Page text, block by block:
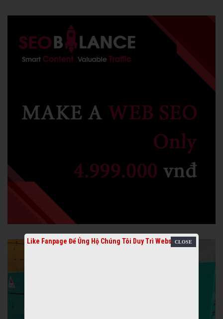
Like Fanpage Để Ủng Hộ Chúng Tôi Duy Trì Website